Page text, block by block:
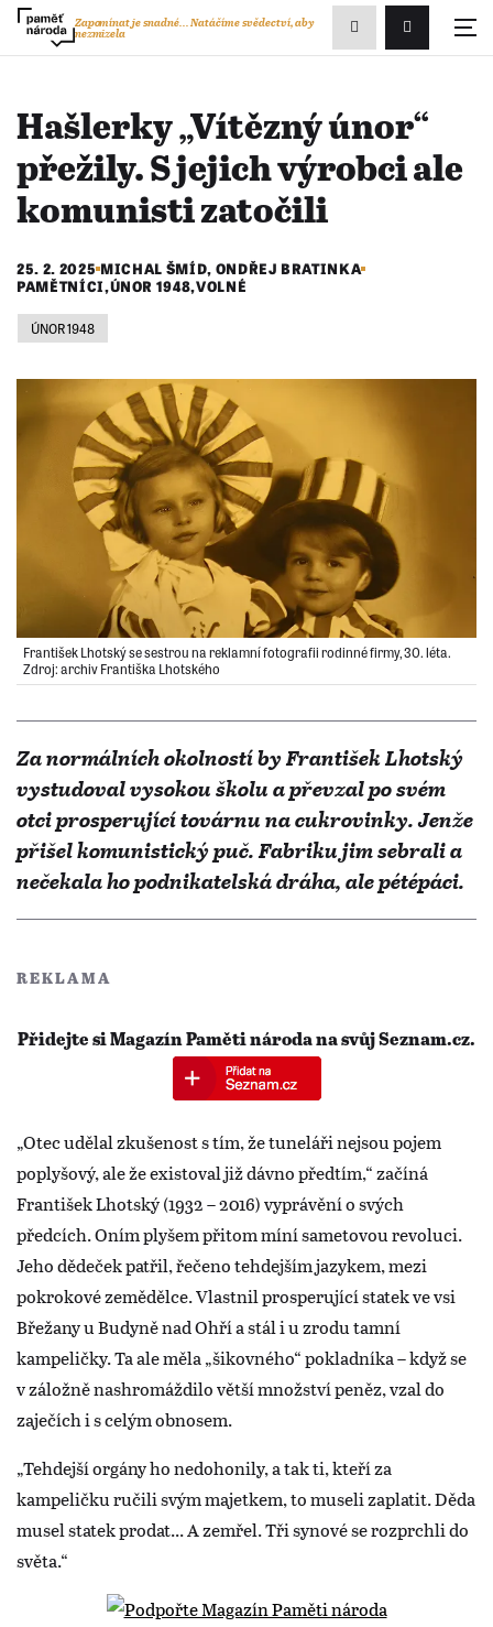
Přihlášení/
Zapomínat je snadné...Natáčíme svědectví, aby
nezmizela
Zobrazit
vyhledávání
Hašlerky „Vítězný únor“
přežily. S jejich výrobci ale
komunisti zatočili
25. 2. 2025 MICHAL ŠMÍD, ONDŘEJ BRATINKA
PAMĚTNÍCI,ÚNOR 1948,VOLNÉ
ÚNOR 1948
František Lhotský se sestrou na reklamní fotografii rodinné firmy, 30. léta.
Zdroj: archiv Františka Lhotského
Za normálních okolností by František Lhotský
vystudoval vysokou školu a převzal po svém
otci prosperující továrnu na cukrovinky. Jenže
přišel komunistický puč. Fabriku jim sebrali a
nečekala ho podnikatelská dráha, ale pétépáci.
REKLAMA
Přidejte si Magazín Paměti národa na svůj Seznam.cz.
„Otec udělal zkušenost s tím, že tuneláři nejsou pojem
poplyšový, ale že existoval již dávno předtím,“ začíná
František Lhotský (1932 – 2016) vyprávění o svých
předcích. Oním plyšem přitom míní sametovou revoluci.
Jeho dědeček patřil, řečeno tehdejším jazykem, mezi
pokrokové zemědělce. Vlastnil prosperující statek ve vsi
Břežany u Budyně nad Ohří a stál i u zrodu tamní
kampeličky. Ta ale měla „šikovného“ pokladníka – když se
v záložně nashromáždilo větší množství peněz, vzal do
zaječích i s celým obnosem.
„Tehdejší orgány ho nedohonily, a tak ti, kteří za
kampeličku ručili svým majetkem, to museli zaplatit. Děda
musel statek prodat... A zemřel. Tři synové se rozprchli do
světa.“